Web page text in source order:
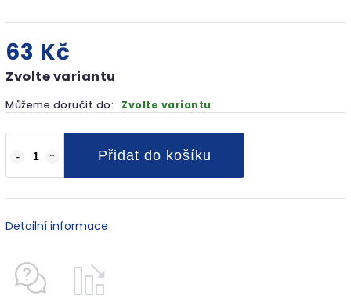
63 Kč
Zvolte variantu
Můžeme doručit do: Zvolte variantu
Přidat do košíku
Detailní informace